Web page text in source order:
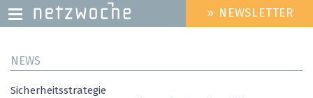
zum
HEADER
MENU
» NEWSLETTER
NEWS
Sicherheitsstrategie